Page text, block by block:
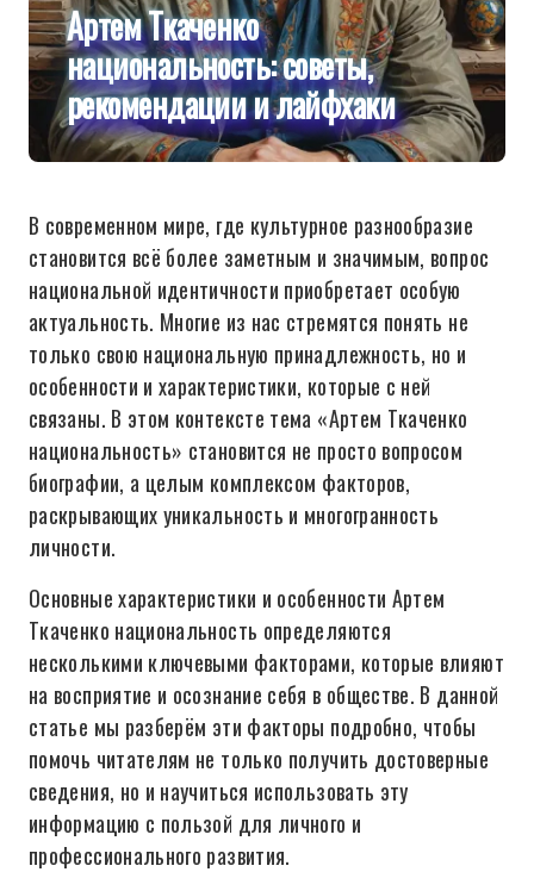
Артем Ткаченко
национальность: советы,
рекомендации и лайфхаки
В современном мире, где культурное разнообразие
становится всё более заметным и значимым, вопрос
национальной идентичности приобретает особую
актуальность. Многие из нас стремятся понять не
только свою национальную принадлежность, но и
особенности и характеристики, которые с ней
связаны. В этом контексте тема «Артем Ткаченко
национальность» становится не просто вопросом
биографии, а целым комплексом факторов,
раскрывающих уникальность и многогранность
личности.
Основные характеристики и особенности Артем
Ткаченко национальность определяются
несколькими ключевыми факторами, которые влияют
на восприятие и осознание себя в обществе. В данной
статье мы разберём эти факторы подробно, чтобы
помочь читателям не только получить достоверные
сведения, но и научиться использовать эту
информацию с пользой для личного и
профессионального развития.